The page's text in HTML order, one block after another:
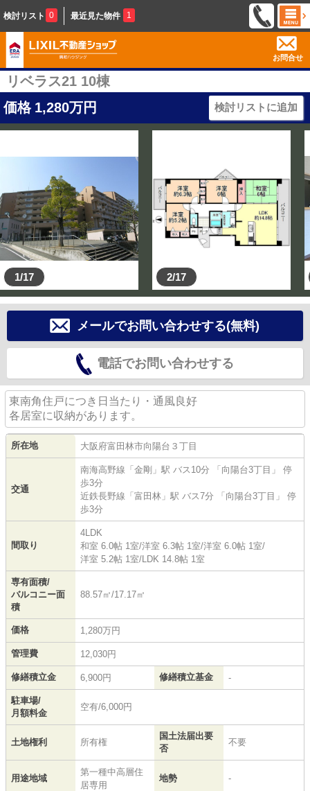
検討リスト 0 最近見た物件 1
お問合せ
リベラス21 10棟
価格 1,280万円 検討リストに追加
1/17 2/17
メールでお問い合わせする(無料)
電話でお問い合わせする
東南角住戸につき日当たり・通風良好
各居室に収納があります。
所在地 大阪府富田林市向陽台 ３丁目
交通
南海高野線 「 金剛 」駅 バス10分 「向陽台3丁目」 停
歩3分
近鉄長野線 「 富田林 」駅 バス7分 「向陽台3丁目」 停
歩3分
間取り
4LDK
和室 6.0帖 1室/洋室 6.3帖 1室/洋室 6.0帖 1室/
洋室 5.2帖 1室/LDK 14.8帖 1室
専有面積/
バルコニー面
積
88.57㎡/17.17㎡
価格 1,280万円
管理費 12,030円
修繕積立金 6,900円 修繕積立基金 -
駐車場/
月額料金
空有/6,000円
土地権利 所有権
国土法届出要
否
不要
用途地域
第一種中高層住
居専用
地勢 -